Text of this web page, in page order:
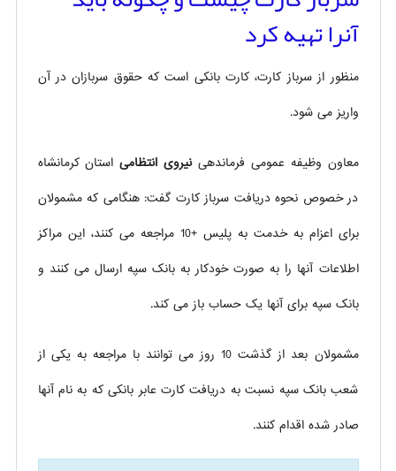
آنرا تهیه کرد
منظور از سرباز کارت، کارت بانکی است که حقوق سربازان در آن
واریز می شود.
معاون وظیفه عمومی فرماندهی نیروی انتظامیاستان کرمانشاه
در خصوص نحوه دریافت سرباز کارت گفت: هنگامی که مشمولان
برای اعزام به خدمت به پلیس +10 مراجعه می کنند، این مراکز
اطلاعات آنها را به صورت خودکار به بانک سپه ارسال می کنند و
بانک سپه برای آنها یک حساب باز می کند.
مشمولان بعد از گذشت 10 روز می توانند با مراجعه به یکی از
شعب بانک سپه نسبت به دریافت کارت عابر بانکی که به نام آنها
صادر شده اقدام کنند.